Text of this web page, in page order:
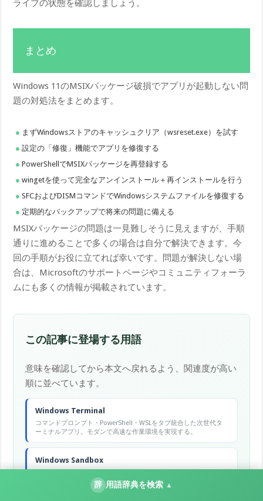
ライブの状態を確認しましょう。
まとめ
Windows 11のMSIXパッケージ破損でアプリが起動しない問
題の対処法をまとめます。
まずWindowsストアのキャッシュクリア（wsreset.exe）を試す
設定の「修復」機能でアプリを修復する
PowerShellでMSIXパッケージを再登録する
wingetを使って完全なアンインストール＋再インストールを行う
SFCおよびDISMコマンドでWindowsシステムファイルを修復する
定期的なバックアップで将来の問題に備える
MSIXパッケージの問題は一見難しそうに見えますが、手順
通りに進めることで多くの場合は自分で解決できます。今
回の手順がお役に立てれば幸いです。問題が解決しない場
合は、Microsoftのサポートページやコミュニティフォーラ
ムにも多くの情報が掲載されています。
この記事に登場する用語
意味を確認してから本文へ戻れるよう、関連度が高い
順に並べています。
Windows Terminal
コマンドプロンプト・PowerShell・WSLをタブ統合した次世代タ
ーミナルアプリ。モダンで高速な作業環境を実現する。
Windows Sandbox
げられる機能。怪しいファイルを安全に試せる。
辞 用語辞典を検索 ▲